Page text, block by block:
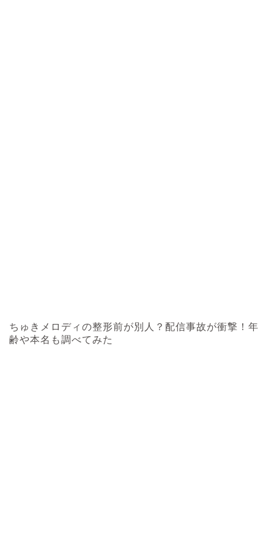
ちゅきメロディの整形前が別人？配信事故が衝撃！年
齢や本名も調べてみた